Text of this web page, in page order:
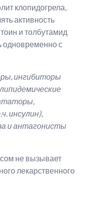
клопидогрела,
активность
и толбутамид
одновременно с
ингибиторы
инсулин),
и антагонисты
не вызывает
лекарственного